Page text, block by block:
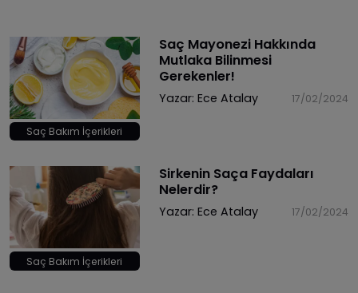
Saç Bakım İçerikleri
Saç Mayonezi Hakkında
Mutlaka Bilinmesi
Gerekenler!
Yazar: Ece Atalay 17/02/2024
Saç Bakım İçerikleri
Sirkenin Saça Faydaları
Nelerdir?
Yazar: Ece Atalay 17/02/2024